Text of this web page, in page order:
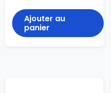
Ajouter au
panier